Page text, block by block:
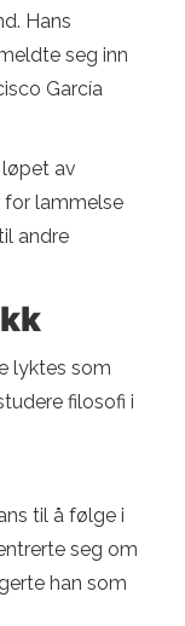
Hans
seg inn
García
av
for lammelse
andre
lyktes som
filosofi i
til å følge i
seg om
han som